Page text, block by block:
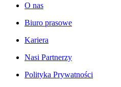
O nas
Biuro prasowe
Kariera
Nasi Partnerzy
Polityka Prywatności